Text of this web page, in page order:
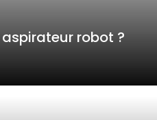
robot ?